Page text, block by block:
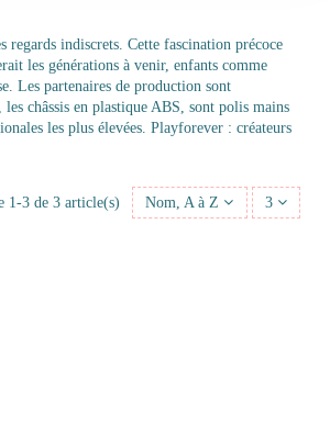
regards indiscrets. Cette fascination précoce
les générations à venir, enfants comme
Les partenaires de production sont
châssis en plastique ABS, sont polis mains
les plus élevées. Playforever : créateurs
1-3 de 3 article(s) Nom, A à Z 3